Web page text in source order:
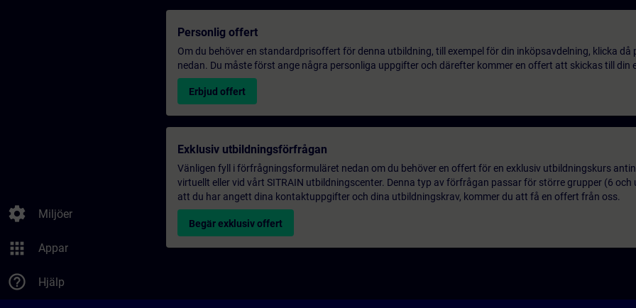
settings Miljöer
apps Appar
help_outline Hjälp
Personlig offert
Om du behöver en standardprisoffert för denna utbildning, till exempel för din inköpsavdelning, klicka då
nedan. Du måste först ange några personliga uppgifter och därefter kommer en offert att skickas till din
Erbjud offert
Exklusiv utbildningsförfrågan
Vänligen fyll i förfrågningsformuläret nedan om du behöver en offert för en exklusiv utbildningskurs
virtuellt eller vid vårt SITRAIN utbildningscenter. Denna typ av förfrågan passar för större grupper (6 och
att du har angett dina kontaktuppgifter och dina utbildningskrav, kommer du att få en offert från oss.
Begär exklusiv offert